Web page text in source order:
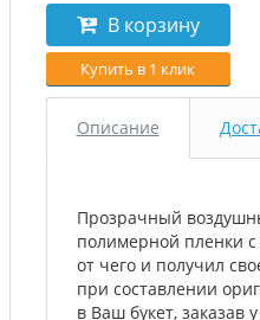
В корзину
Купить в 1 клик
Описание
Прозрачный
полимерной пленки
от чего и получил
при составлении
в Ваш букет, заказав